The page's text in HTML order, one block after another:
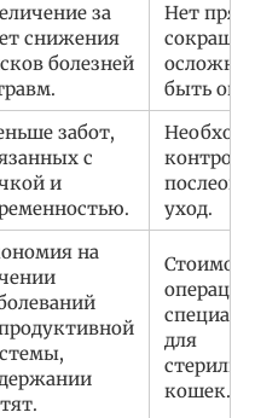
за
снижения
болезней
Нет
быть
забот,
с
и
контроля
уход.
на
для
кошек.